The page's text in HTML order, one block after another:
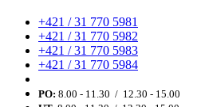
+421 / 31 770 5981
+421 / 31 770 5982
+421 / 31 770 5983
+421 / 31 770 5984
PO: 8.00 - 11.30 / 12.30 - 15.00